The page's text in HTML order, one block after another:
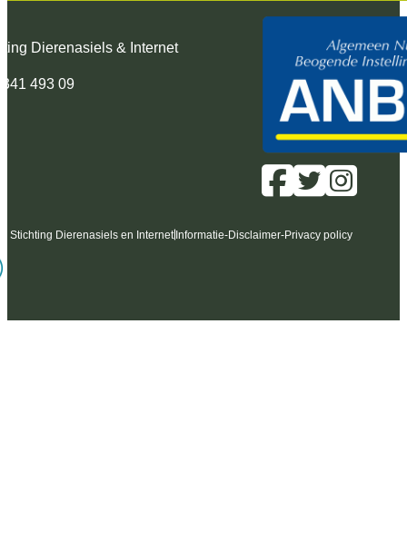
Dierenasiels & Internet
493 09
Stichting Dierenasiels en Internet Informatie-Disclaimer-Privacy policy